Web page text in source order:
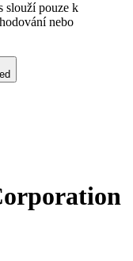
slouží pouze k
nebo